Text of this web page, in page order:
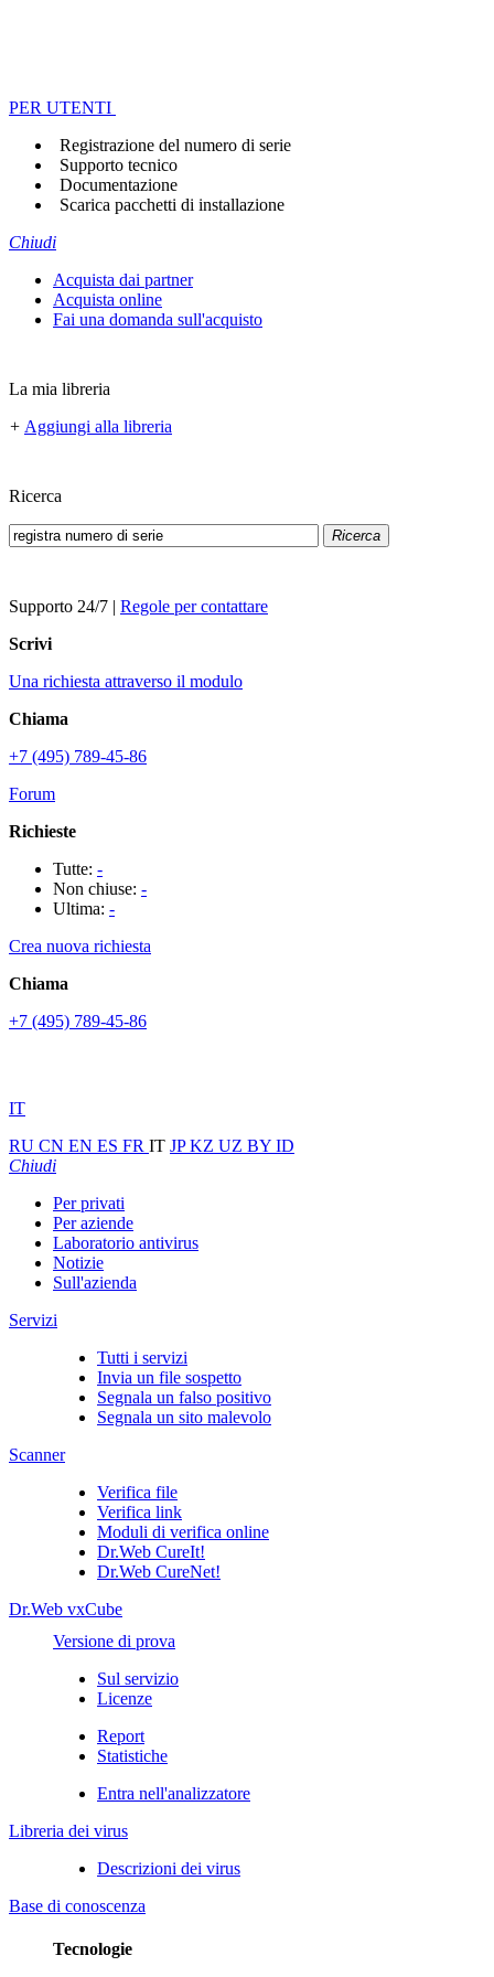
PER UTENTI
Registrazione del numero di serie
Supporto tecnico
Documentazione
Scarica pacchetti di installazione
Chiudi
Acquista dai partner
Acquista online
Fai una domanda sull'acquisto
La mia libreria
+ Aggiungi alla libreria
Ricerca
Ricerca
Supporto 24/7 | Regole per contattare
Scrivi
Una richiesta attraverso il modulo
Chiama
+7 (495) 789-45-86
Forum
Richieste
Tutte: -
Non chiuse: -
Ultima: -
Crea nuova richiesta
Chiama
+7 (495) 789-45-86
IT
RU CN EN ES FR IT JPKZ UZ BY ID
Chiudi
Per privati
Per aziende
Laboratorio antivirus
Notizie
Sull'azienda
Servizi
Tutti i servizi
Invia un file sospetto
Segnala un falso positivo
Segnala un sito malevolo
Scanner
Verifica file
Verifica link
Moduli di verifica online
Dr.Web CureIt!
Dr.Web CureNet!
Dr.Web vxCube
Versione di prova
Sul servizio
Licenze
Report
Statistiche
Entra nell'analizzatore
Libreria dei virus
Descrizioni dei virus
Base di conoscenza
Tecnologie